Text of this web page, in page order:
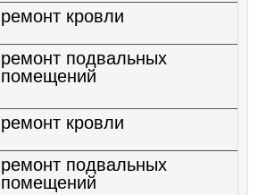
ремонт кровли
ремонт подвальных
помещений
ремонт кровли
ремонт подвальных
помещений